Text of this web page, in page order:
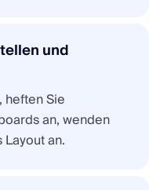
und
heften Sie
an, wenden
an.